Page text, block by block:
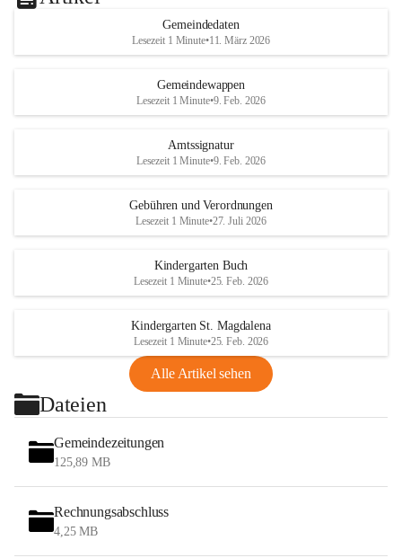
Gemeindedaten
Lesezeit 1 Minute•11. März 2026
Gemeindewappen
Lesezeit 1 Minute•9. Feb. 2026
Amtssignatur
Lesezeit 1 Minute•9. Feb. 2026
Gebühren und Verordnungen
Lesezeit 1 Minute•27. Juli 2026
Kindergarten Buch
Lesezeit 1 Minute•25. Feb. 2026
Kindergarten St. Magdalena
Lesezeit 1 Minute•25. Feb. 2026
Alle Artikel sehen
Dateien
Gemeindezeitungen
125,89 MB
Rechnungsabschluss
4,25 MB